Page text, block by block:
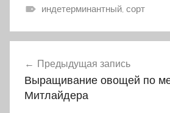
индетерминантный, сорт
Навигация
по
Предыдущая запись
Выращивание овощей по
Митлайдера